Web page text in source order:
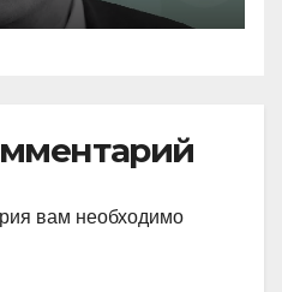
вам необходимо